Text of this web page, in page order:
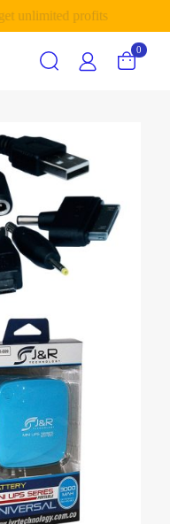
unlimited profits
0